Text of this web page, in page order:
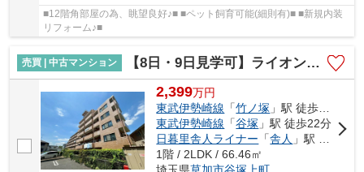
■12階角部屋の為、眺望良好♪■ ■ペット飼育可能(細則有)■ ■新規内装
リフォーム♪■
売買 | 中古マンション 【8日・9日見学可】ライオンズマンション竹の塚第3
2,399万円
東武伊勢崎線 「竹ノ塚 」駅 徒歩21分
東武伊勢崎線 「谷塚 」駅 徒歩22分
日暮里舎人ライナー 「舎人 」駅 徒歩25分
1階 / 2LDK / 66.46㎡
埼玉県草加市谷塚上町